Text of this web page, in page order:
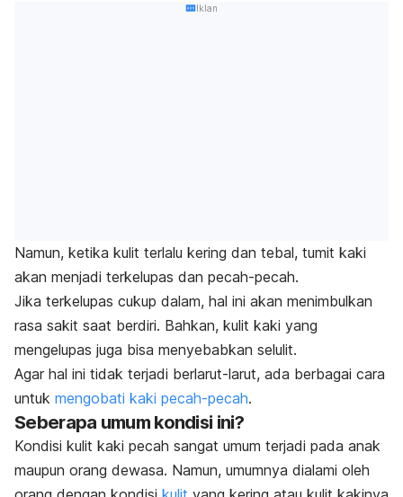
Iklan
Namun, ketika kulit terlalu kering dan tebal, tumit kaki
akan menjadi terkelupas dan pecah-pecah.
Jika terkelupas cukup dalam, hal ini akan menimbulkan
rasa sakit saat berdiri. Bahkan, kulit kaki yang
mengelupas juga bisa menyebabkan selulit.
Agar hal ini tidak terjadi berlarut-larut, ada berbagai cara
untuk mengobati kaki pecah-pecah.
Seberapa umum kondisi ini?
Kondisi kulit kaki pecah sangat umum terjadi pada anak
maupun orang dewasa. Namun, umumnya dialami oleh